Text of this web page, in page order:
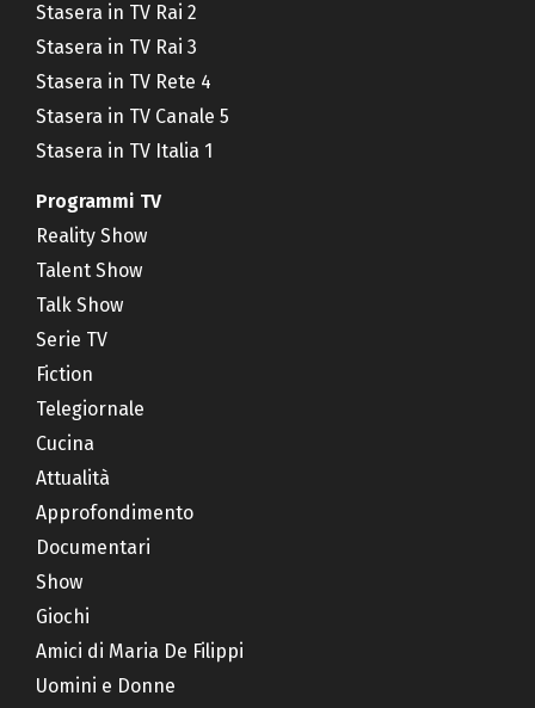
Stasera in TV Rai 2
Stasera in TV Rai 3
Stasera in TV Rete 4
Stasera in TV Canale 5
Stasera in TV Italia 1
Programmi TV
Reality Show
Talent Show
Talk Show
Serie TV
Fiction
Telegiornale
Cucina
Attualità
Approfondimento
Documentari
Show
Giochi
Amici di Maria De Filippi
Uomini e Donne